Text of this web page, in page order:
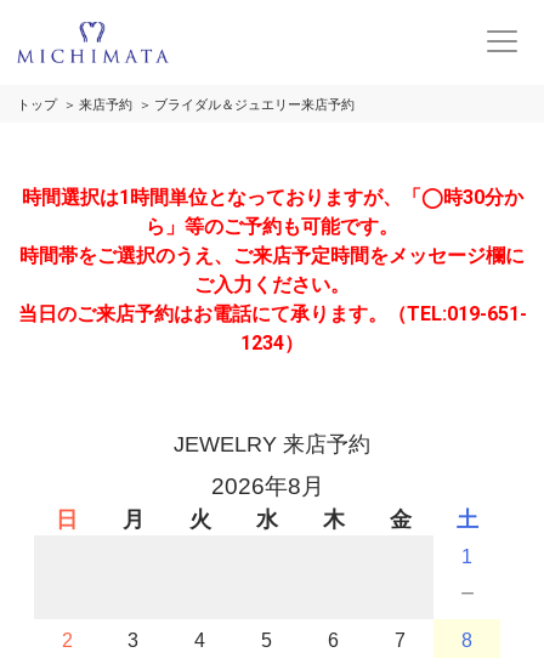
トップ 来店予約 ブライダル＆ジュエリー来店予約
時間選択は1時間単位となっておりますが、「◯時30分か
ら」等のご予約も可能です。
時間帯をご選択のうえ、ご来店予定時間をメッセージ欄に
ご入力ください。
当日のご来店予約はお電話にて承ります。（TEL:019-651-
1234）
JEWELRY 来店予約
2026年8月
日 月 火 水 木 金 土
1
－
2 3 4 5 6 7 8